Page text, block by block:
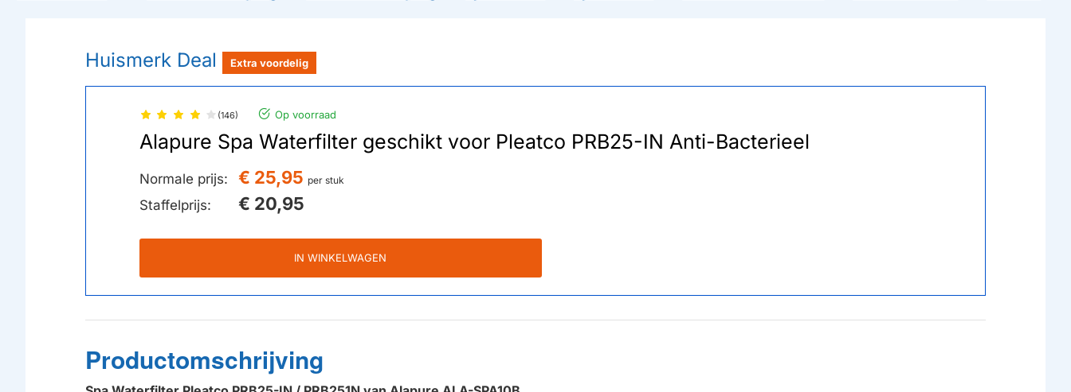
Huismerk Deal Extra voordelig
(146) Op voorraad
Alapure Spa Waterfilter geschikt voor Pleatco PRB25-IN Anti-Bacterieel
Normale prijs: € 25,95 per stuk
Staffelprijs: € 20,95
IN WINKELWAGEN
Productomschrijving